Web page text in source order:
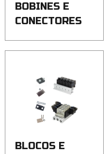
BOBINES E
CONECTORES
BLOCOS E